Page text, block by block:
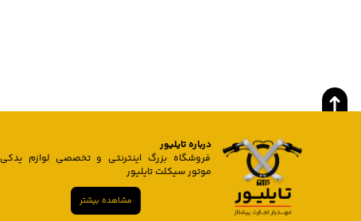
درباره تایلیور
فروشگاه بزرگ اینترنتی و تخصصی لوازم یدکی
موتور سیکلت تایلیور
مشاهده بیشتر